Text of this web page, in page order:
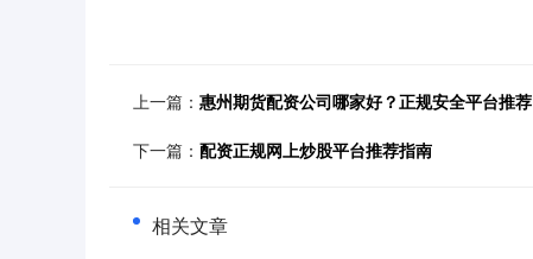
上一篇： 惠州期货配资公司哪家好？正规安全平台推荐
下一篇： 配资正规网上炒股平台推荐指南
相关文章